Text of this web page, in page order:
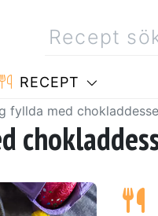
RECEPT
fyllda med